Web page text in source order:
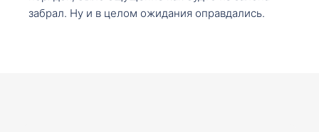
забрал. Ну и в целом ожидания оправдались.